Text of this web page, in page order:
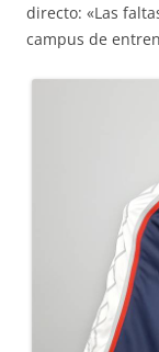
directo: «Las
campus de